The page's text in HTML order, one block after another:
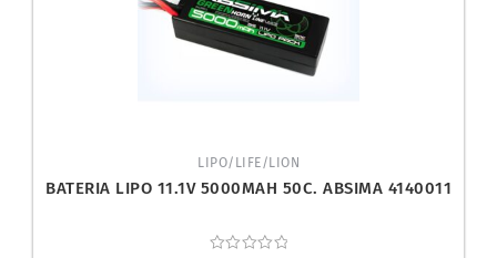
LIPO/LIFE/LION
BATERIA LIPO 11.1V 5000MAH 50C. ABSIMA 4140011